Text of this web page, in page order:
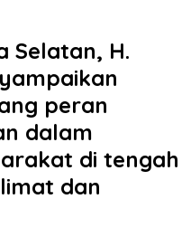
Selatan, H.
peran
dalam
di tengah
dan